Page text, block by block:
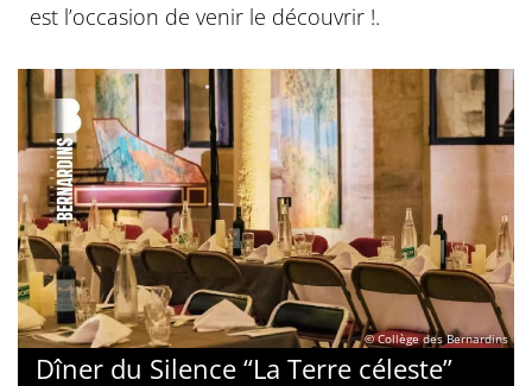
est l’occasion de venir le découvrir !.
© Collège des Bernardins
Dîner du Silence “La Terre céleste”